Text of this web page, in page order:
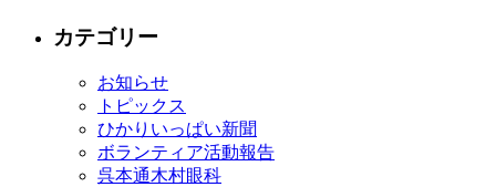
カテゴリー
お知らせ
トピックス
ひかりいっぱい新聞
ボランティア活動報告
呉本通木村眼科